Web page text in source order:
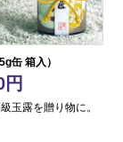
缶 箱入）
玉露を贈り物に。